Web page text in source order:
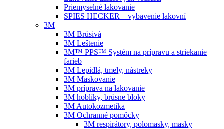
Priemyselné lakovanie
SPIES HECKER – vybavenie lakovní
3M
3M Brúsivá
3M Leštenie
3M™ PPS™ Systém na prípravu a striekanie
farieb
3M Lepidlá, tmely, nástreky
3M Maskovanie
3M príprava na lakovanie
3M hoblíky, brúsne bloky
3M Autokozmetika
3M Ochranné pomôcky
3M respirátory, polomasky, masky